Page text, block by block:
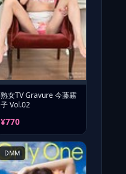
熟女TV Gravure 今藤霧
子 Vol.02
¥770
DMM